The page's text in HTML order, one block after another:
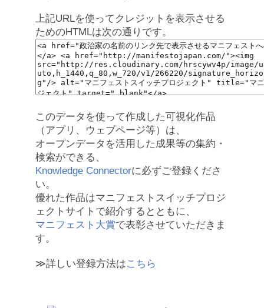
上記URLを使ってクレジットを表示させる
ためのHTMLは次の通りです。
このデータを使って作成した可視化作品
（アプリ、ウェブページ等）は、
オープンデータを活用した成果等の集約・
検索ができる、
Knowledge Connectorに必ずご登録くださ
い。
優れた作品はマニフェストスイッチプロジ
ェクトサイトで紹介するとともに、
マニフェスト大賞で表彰させていただきま
す。
≫詳しい登録方法はこちら